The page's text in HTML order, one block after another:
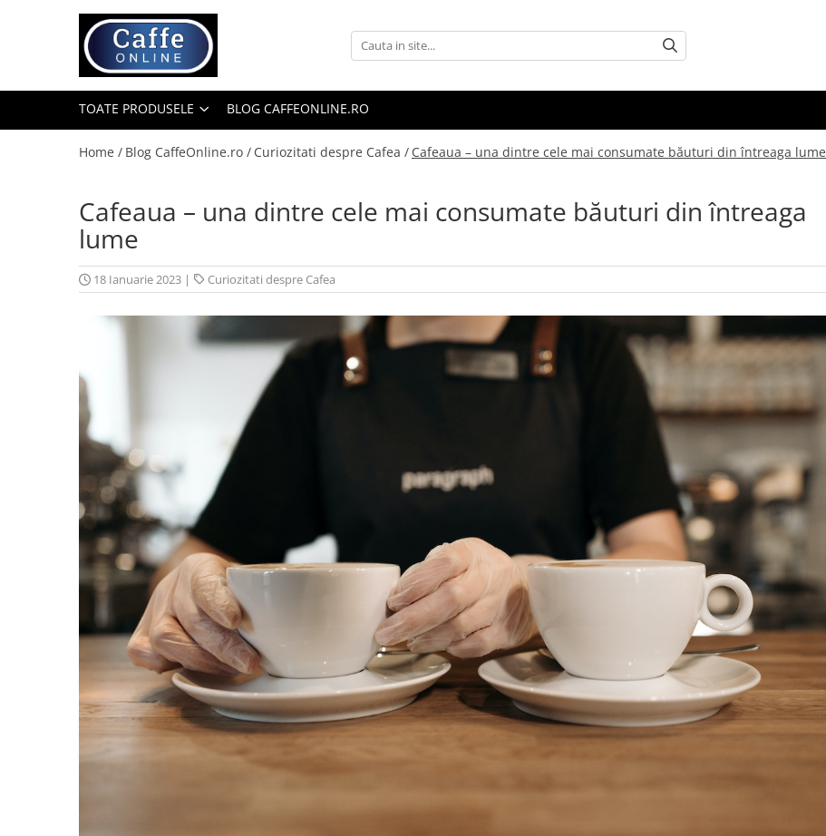
Toate Produsele
Capsule Cafea
Cafea Instant
Aparate Automate
Complementare
Pahare de cafea
Palete cafea
Cappucino instant
Lapte instant
Pliculete Zahar si Miere
TOATE PRODUSELE BLOG CAFFEONLINE.RO
Home / Blog CaffeOnline.ro / Curiozitati despre Cafea / Cafeaua – una dintre cele mai consumate băuturi din întreaga lume
Cafeaua – una dintre cele mai consumate băuturi din întreaga
lume
18 Ianuarie 2023 | Curiozitati despre Cafea